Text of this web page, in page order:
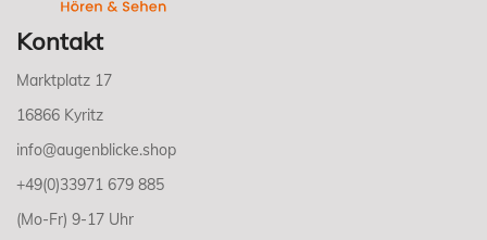
Kontakt
Marktplatz 17
16866 Kyritz
info@augenblicke.shop
+49(0)33971 679 885
(Mo-Fr) 9-17 Uhr